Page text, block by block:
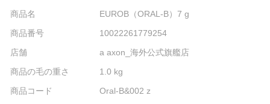
商品名
EUROB（ORAL-B）7 g
商品番号
10022261779254
店舗
a axon_海外公式旗艦店
商品の毛の重さ
1.0 kg
商品コード
Oral-B&002 z